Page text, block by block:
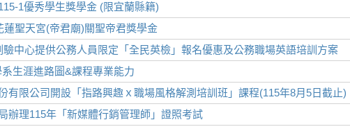
1優秀學生獎學金 (限宜蘭縣籍)
蓮聖天宮(帝君廟)關聖帝君獎學金
中心提供公務人員限定「全民英檢」報名優惠及公務職場英語培訓方案
生涯進路圖&課程專業能力
有限公司開設「指路興趣ｘ職場風格解測培訓班」課程(115年8月5日截止)
辦理115年「新媒體行銷管理師」證照考試